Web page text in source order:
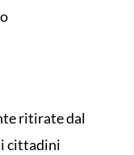
ritirate dal
cittadini